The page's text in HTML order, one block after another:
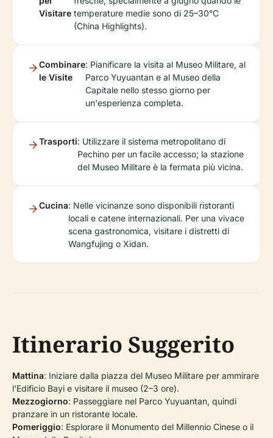
Visitare temperature medie sono di 25–30°C
(China Highlights).
Combinare
le Visite
: Pianificare la visita al Museo Militare, al
Parco Yuyuantan e al Museo della
Capitale nello stesso giorno per
un'esperienza completa.
Trasporti: Utilizzare il sistema metropolitano di
Pechino per un facile accesso; la stazione
del Museo Militare è la fermata più vicina.
Cucina: Nelle vicinanze sono disponibili ristoranti
locali e catene internazionali. Per una vivace
scena gastronomica, visitare i distretti di
Wangfujing o Xidan.
Itinerario Suggerito
Mattina: Iniziare dalla piazza del Museo Militare per ammirare
l'Edificio Bayi e visitare il museo (2–3 ore).
Mezzogiorno: Passeggiare nel Parco Yuyuantan, quindi
pranzare in un ristorante locale.
Pomeriggio: Esplorare il Monumento del Millennio Cinese o il